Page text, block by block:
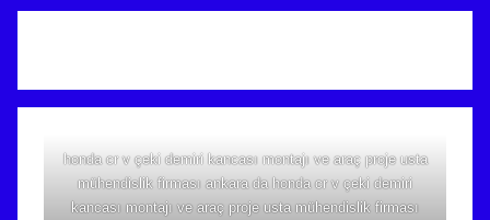
honda cr v çeki demiri kancası montajı ve araç proje usta
mühendislik firması ankara da honda cr v çeki demiri
kancası montajı ve araç proje usta mühendislik firması